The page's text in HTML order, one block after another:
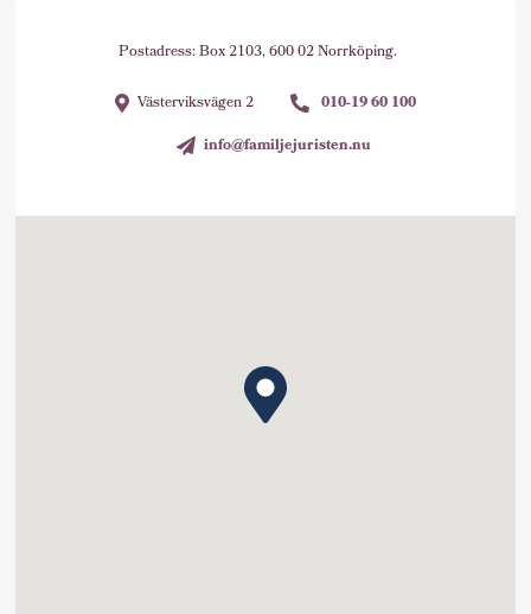
Postadress: Box 2103, 600 02 Norrköping.
Västerviksvägen 2
010-19 60 100
info@familjejuristen.nu